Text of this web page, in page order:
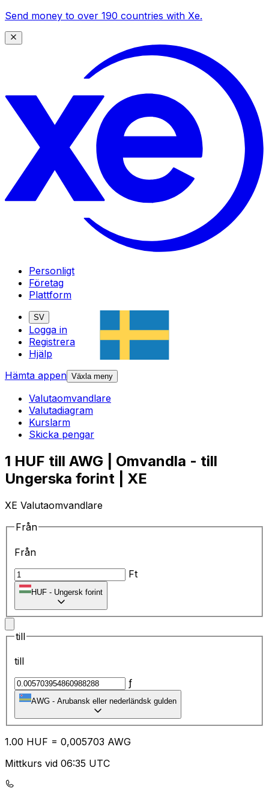
Send money to over 190 countries with Xe.
Personligt
Företag
Plattform
SV
Logga in
Registrera
Hjälp
Hämta appen Växla meny
Valutaomvandlare
Valutadiagram
Kurslarm
Skicka pengar
1 HUF till AWG | Omvandla - till
Ungerska forint | XE
XE Valutaomvandlare
Från
Från
Ft
HUF - Ungersk forint
till
till
ƒ
AWG - Arubansk eller nederländsk gulden
1.00 HUF = 0,005703 AWG
Mittkurs vid 06:35 UTC